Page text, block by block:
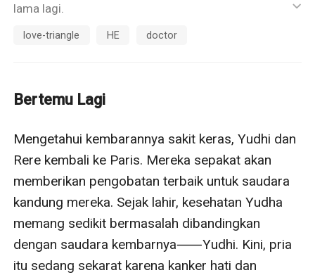
lama lagi.
Apakah Yudhi akan melaksanakan amanah itu?
ic_default
love-triangle HE doctor
Bertemu Lagi
Mengetahui kembarannya sakit keras, Yudhi dan
Rere kembali ke Paris. Mereka sepakat akan
memberikan pengobatan terbaik untuk saudara
kandung mereka. Sejak lahir, kesehatan Yudha
memang sedikit bermasalah dibandingkan
dengan saudara kembarnya⸺Yudhi. Kini, pria
itu sedang sekarat karena kanker hati dan